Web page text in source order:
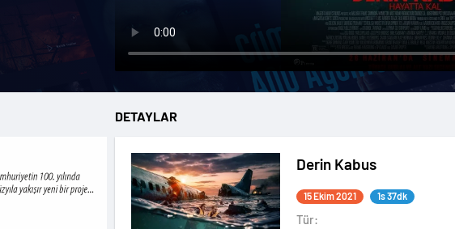
DETAYLAR
Derin Kabus
15 Ekim 2021 1s 37dk
Tür: